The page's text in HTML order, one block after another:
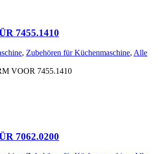
7455.1410
, Zubehören für Küchenmaschine, Alle
VOOR 7455.1410
7062.0200